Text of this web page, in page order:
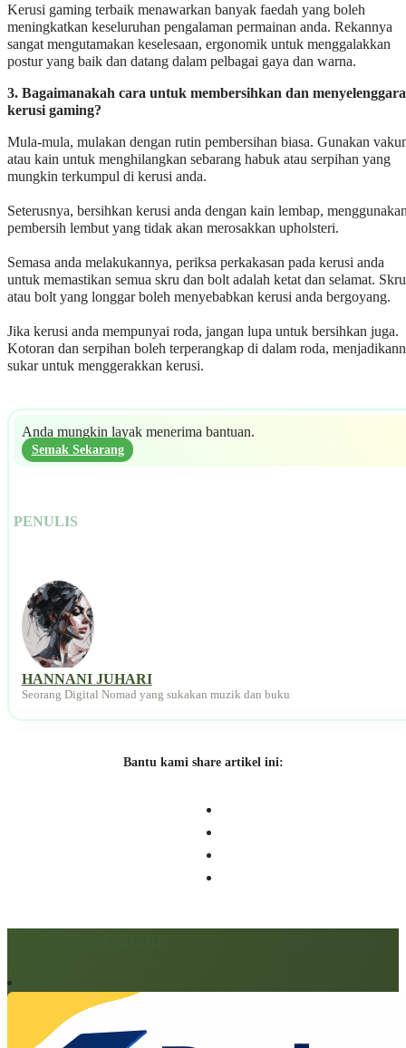
Kerusi gaming terbaik menawarkan banyak faedah yang boleh
meningkatkan keseluruhan pengalaman permainan anda. Rekannya
sangat mengutamakan keselesaan, ergonomik untuk menggalakkan
postur yang baik dan datang dalam pelbagai gaya dan warna.
3. Bagaimanakah cara untuk membersihkan dan menyelenggara
kerusi gaming?
Mula-mula, mulakan dengan rutin pembersihan biasa. Gunakan
atau kain untuk menghilangkan sebarang habuk atau serpihan yang
mungkin terkumpul di kerusi anda.
Seterusnya, bersihkan kerusi anda dengan kain lembap,
pembersih lembut yang tidak akan merosakkan upholsteri.
Semasa anda melakukannya, periksa perkakasan pada kerusi anda
untuk memastikan semua skru dan bolt adalah ketat dan selamat. Skru
atau bolt yang longgar boleh menyebabkan kerusi anda bergoyang.
Jika kerusi anda mempunyai roda, jangan lupa untuk bersihkan juga.
Kotoran dan serpihan boleh terperangkap di dalam roda,
sukar untuk menggerakkan kerusi.
Anda mungkin layak menerima bantuan.
Semak Sekarang
PENULIS
HANNANI JUHARI
Seorang Digital Nomad yang sukakan muzik dan buku
Bantu kami share artikel ini: